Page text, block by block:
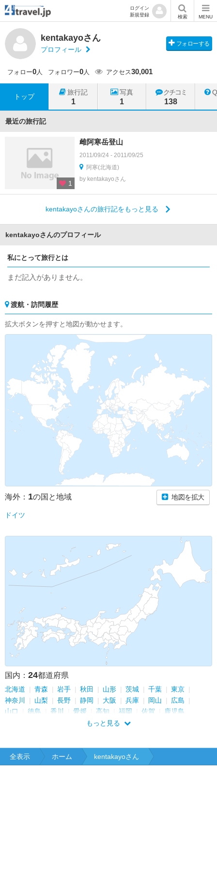
ログイン
新規登録
検索 MENU
kentakayoさん
プロフィール
フォローする
フォロー0人 フォロワー0人 アクセス30,001
トップ
旅行記
1
写真
1
クチコミ
138
最近の旅行記
1
雌阿寒岳登山
2011/09/24 - 2011/09/25
阿寒(北海道)
by kentakayoさん
kentakayoさんの旅行記をもっと見る
kentakayoさんのプロフィール
私にとって旅行とは
まだ記入がありません。
渡航・訪問履歴
拡大ボタンを押すと地図が動かせます。
海外： 1の国と地域 地図を拡大
ドイツ
国内： 24都道府県
北海道 青森 岩手 秋田 山形 茨城 千葉
東京
神奈川
山梨 長野 静岡 大阪 兵庫 岡山
広島
山口
徳島 香川 愛媛 高知 福岡 佐賀
鹿児島
もっと見る
全表示 ホーム kentakayoさん